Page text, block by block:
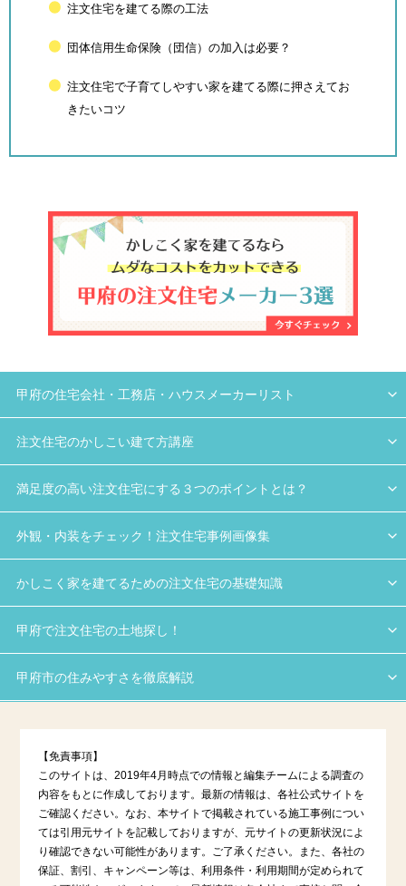
注文住宅を建てる際の工法
団体信用生命保険（団信）の加入は必要？
注文住宅で子育てしやすい家を建てる際に押さえてお
きたいコツ
甲府の住宅会社・工務店・ハウスメーカーリスト
注文住宅のかしこい建て方講座
満足度の高い注文住宅にする３つのポイントとは？
外観・内装をチェック！注文住宅事例画像集
かしこく家を建てるための注文住宅の基礎知識
甲府で注文住宅の土地探し！
甲府市の住みやすさを徹底解説
【免責事項】
このサイトは、2019年4月時点での情報と編集チームによる調査の
内容をもとに作成しております。最新の情報は、各社公式サイトを
ご確認ください。なお、本サイトで掲載されている施工事例につい
ては引用元サイトを記載しておりますが、元サイトの更新状況によ
り確認できない可能性があります。ご了承ください。また、各社の
保証、割引、キャンペーン等は、利用条件・利用期間が定められて